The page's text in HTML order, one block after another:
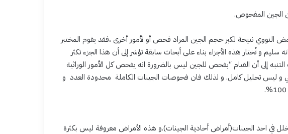
النووي نتيجة لكبر حجم الجين المراد فحص أو لأمور أخرى ،فقد يقوم المختبر
و تُختار هذه الأجزاء بناء على أبحاث سابقة تؤشر إلى أن هذا الجزء تكثر
إلى أن القيام “بفحص للجين ليس بالضرورة انه يفحص كل الأمور الوراثية
و ليس تحليل كامل. و لذلك فان فحوصات الجينات الكاملة محدودة العدد و
4000 مرض ناتجة عن خلل في احد الجينات(أمراض أحادية الجينات).و هذه الأمراض معروفة ليس بكثرة